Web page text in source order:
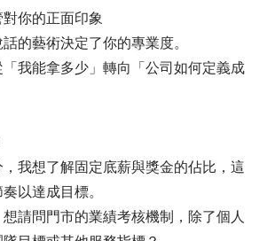
你的正面印象
的藝術決定了你的專業度。
我能拿多少」轉向「公司如何定義成
我想了解固定底薪與獎金的佔比，這
以達成目標。
請問門市的業績考核機制，除了個人